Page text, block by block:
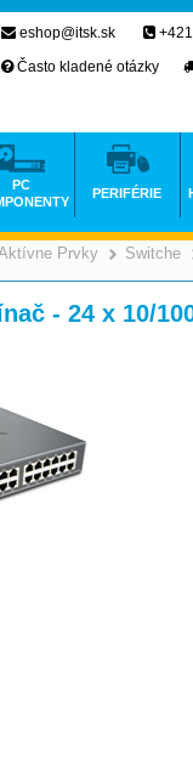
Prvky Switche
- 24 x 10/
eshop@itsk.sk
Často kladené otázky
PC
PERIFÉRIE